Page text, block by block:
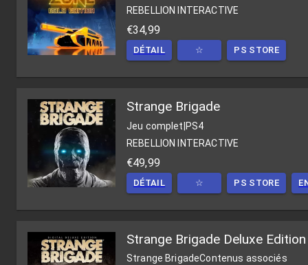
REBELLION INTERACTIVE
€34,99
DÉTAIL ☆ PS STORE
Strange Brigade
Jeu complet PS4
REBELLION INTERACTIVE
€49,99
DÉTAIL ☆ PS STORE
Strange Brigade Deluxe Edition
Strange BrigadeContenus associés